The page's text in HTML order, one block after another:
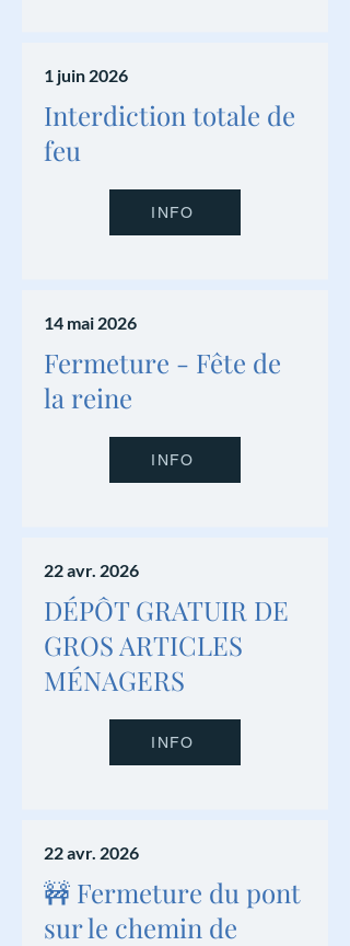
1 juin 2026
Interdiction totale de
feu
INFO
14 mai 2026
Fermeture - Fête de
la reine
INFO
22 avr. 2026
DÉPÔT GRATUIR DE
GROS ARTICLES
MÉNAGERS
INFO
22 avr. 2026
🚧 Fermeture du pont
sur le chemin de